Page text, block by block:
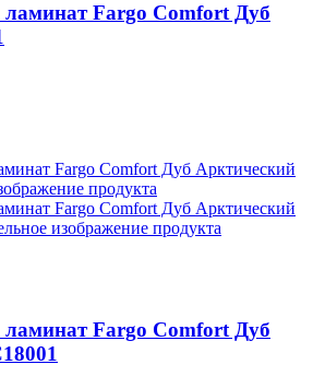
Fargo Comfort Дуб
Fargo Comfort Дуб